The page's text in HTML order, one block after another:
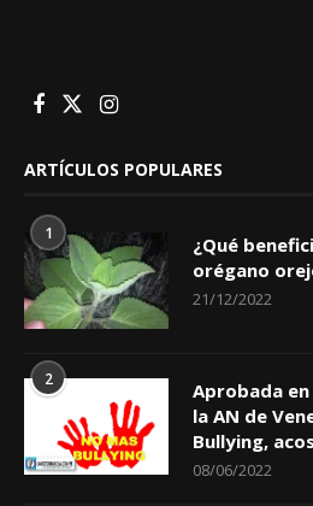
ARTÍCULOS POPULARES
1
¿Qué
orégano
21/12/2022
2
Aprobada
la AN de
Bullying,
08/06/2022